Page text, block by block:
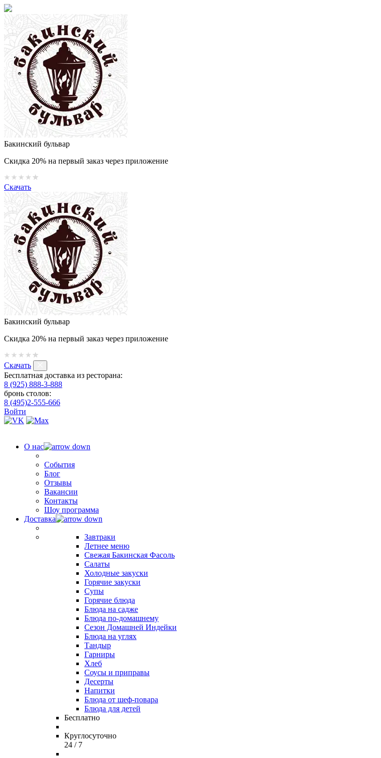
Бакинский бульвар
Скидка 20% на первый заказ через приложение
Скачать
Бакинский бульвар
Скидка 20% на первый заказ через приложение
Скачать
Бесплатная доставка из ресторана:
8 (925) 888-3-888
бронь столов:
8 (495)2-555-666
Войти
О нас
События
Блог
Отзывы
Вакансии
Контакты
Шоу программа
Доставка
Завтраки
Летнее меню
Свежая Бакинская Фасоль
Салаты
Холодные закуски
Горячие закуски
Супы
Горячие блюда
Блюда на садже
Блюда по-домашнему
Сезон Домашней Индейки
Блюда на углях
Тандыр
Гарниры
Хлеб
Соусы и приправы
Десерты
Напитки
Блюда от шеф-повара
Блюда для детей
Бесплатно
Круглосуточно
24 / 7